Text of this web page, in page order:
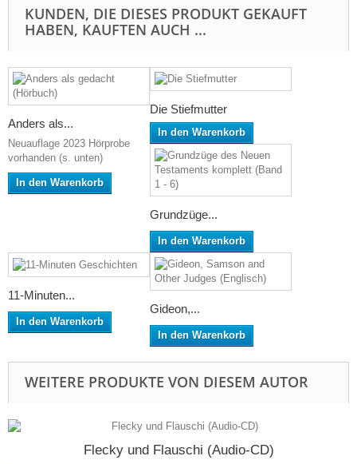
KUNDEN, DIE DIESES PRODUKT GEKAUFT
HABEN, KAUFTEN AUCH ...
Anders als...
Neuauflage 2023 Hörprobe
vorhanden (s. unten)
In den Warenkorb
Die Stiefmutter
In den Warenkorb
Grundzüge...
In den Warenkorb
11-Minuten...
In den Warenkorb
Gideon,...
In den Warenkorb
WEITERE PRODUKTE VON DIESEM AUTOR
Flecky und Flauschi (Audio-CD)